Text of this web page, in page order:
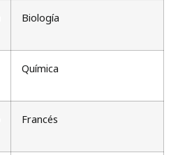
Biología
Química
Francés